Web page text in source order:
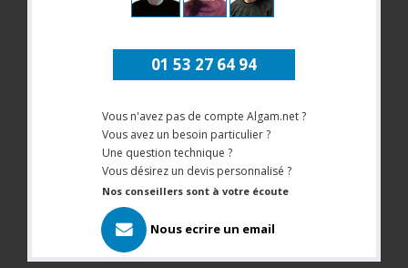
01 53 27 64 94
Vous n'avez pas de compte Algam.net ?
Vous avez un besoin particulier ?
Une question technique ?
Vous désirez un devis personnalisé ?
Nos conseillers sont à votre écoute
Nous ecrire un email